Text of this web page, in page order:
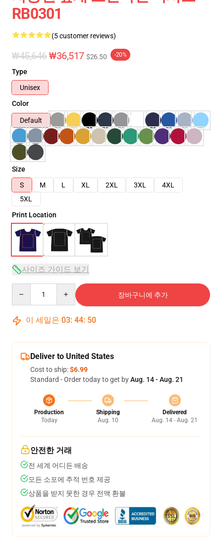
RB0301
(5 customer reviews)
₩45,646₩36,517 $26.50 -20%
Type
Unisex
Color
Default
Size
S
M L XL 2XL 3XL
4XL
5XL
Print Location
사이즈 가이드 보기
장바구니에 추가
이 세일은 03: 44: 49
Deliver to United States
Cost to ship:$6.99
Standard - Order today to get byAug. 14 - Aug. 21
Production
Today
Shipping
Aug. 10
Delivered
Aug. 14 - Aug. 21
안전한 거래
전 세계 어디든 배송
모든 소포에 추적 번호 제공
상품을 받지 못한 경우 전액 환불